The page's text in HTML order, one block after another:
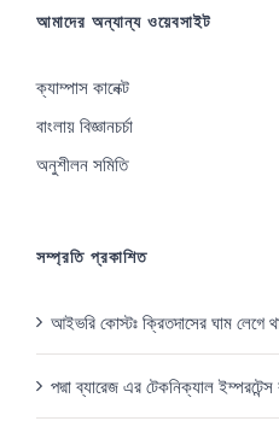
আমাদের অন্যান্য ওয়েবসাইট
ক্যাম্পাস কানেক্ট
বাংলায় বিজ্ঞানচর্চা
অনুশীলন সমিতি
সম্প্রতি প্রকাশিত
আইভরি কোস্টঃ ক্রিতদাসের ঘাম লেগে
পদ্মা ব্যারেজ এর টেকনিক্যাল